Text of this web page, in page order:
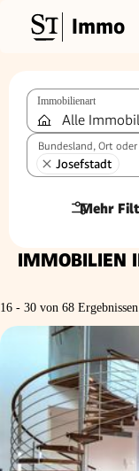
Immo
Immobilienart
Bundesland, Ort oder
Josefstadt
Mehr
IMMOBILIEN
16 - 30 von 68 Ergebnissen